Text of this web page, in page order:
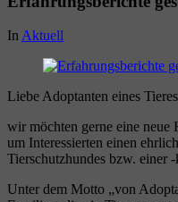
InAktuell
Liebe Adoptanten eines
wir möchten gerne eine neue
um Interessierten einen
Tierschutzhundes bzw. einer
Unter dem Motto „von